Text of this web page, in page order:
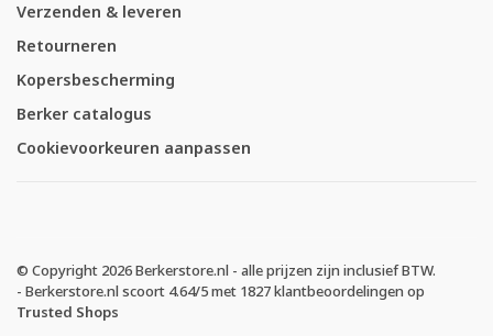
Verzenden & leveren
Retourneren
Kopersbescherming
Berker catalogus
Cookievoorkeuren aanpassen
© Copyright 2026 Berkerstore.nl - alle prijzen zijn inclusief BTW.
- Berkerstore.nl scoort 4.64/5met 1827klantbeoordelingen op
Trusted Shops